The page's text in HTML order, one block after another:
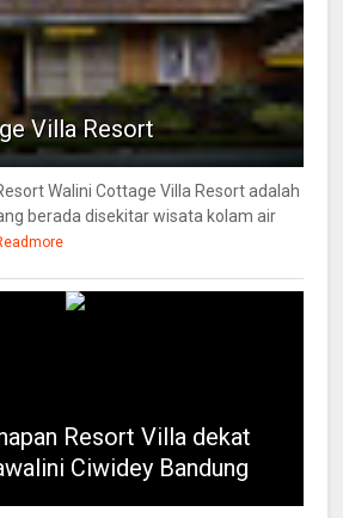
Villa Resort
Walini Cottage Villa Resort adalah
berada disekitar wisata kolam air
Resort Villa dekat
Ciwidey Bandung